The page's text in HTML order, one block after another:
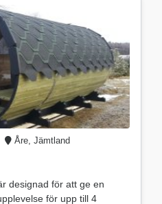
Åre, Jämtland
designad för att ge en
för upp till 4